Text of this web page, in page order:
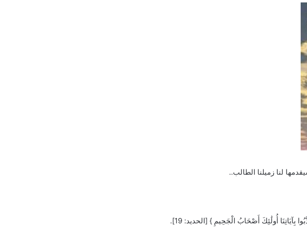
لنا زميلنا الطالب..
أُولَٰئِكَ أَصْحَابُ الْجَحِيمِ } [الحديد: 19].